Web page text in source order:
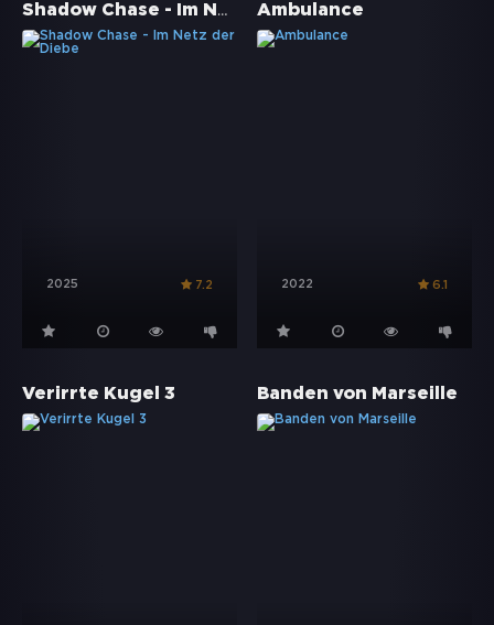
Shadow Chase - Im Netz der Diebe
2025 7.2
Ambulance
2022 6.1
Verirrte Kugel 3 Banden von Marseille